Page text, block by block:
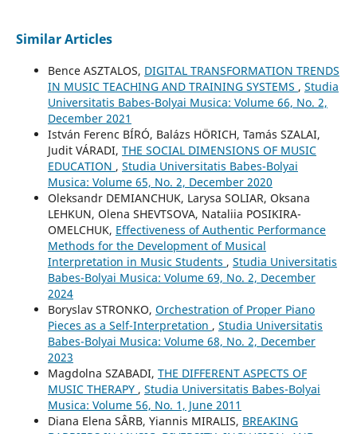
Similar Articles
Bence ASZTALOS, DIGITAL TRANSFORMATION TRENDS
IN MUSIC TEACHING AND TRAINING SYSTEMS , Studia
Universitatis Babes-Bolyai Musica: Volume 66, No. 2,
December 2021
István Ferenc BÍRÓ, Balázs HÖRICH, Tamás SZALAI,
Judit VÁRADI, THE SOCIAL DIMENSIONS OF MUSIC
EDUCATION , Studia Universitatis Babes-Bolyai
Musica: Volume 65, No. 2, December 2020
Oleksandr DEMIANCHUK, Larysa SOLIAR, Oksana
LEHKUN, Olena SHEVTSOVA, Nataliia POSIKIRA-
OMELCHUK, Effectiveness of Authentic Performance
Methods for the Development of Musical
Interpretation in Music Students , Studia Universitatis
Babes-Bolyai Musica: Volume 69, No. 2, December
2024
Boryslav STRONKO, Orchestration of Proper Piano
Pieces as a Self-Interpretation , Studia Universitatis
Babes-Bolyai Musica: Volume 68, No. 2, December
2023
Magdolna SZABADI, THE DIFFERENT ASPECTS OF
MUSIC THERAPY , Studia Universitatis Babes-Bolyai
Musica: Volume 56, No. 1, June 2011
Diana Elena SÂRB, Yiannis MIRALIS, BREAKING